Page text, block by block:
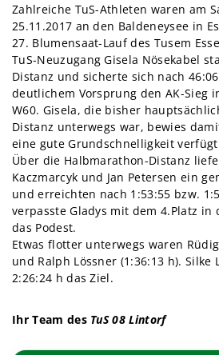
Zahlreiche TuS-Athleten waren am
25.11.2017 an den Baldeneysee in
27. Blumensaat-Lauf des Tusem
TuS-Neuzugang Gisela Nösekabel
Distanz und sicherte sich nach
deutlichem Vorsprung den AK-Sieg
W60. Gisela, die bisher
Distanz unterwegs war, bewies
eine gute Grundschnelligkeit
Über die Halbmarathon-Distanz
Kaczmarcyk und Jan Petersen ein
und erreichten nach 1:53:55 bzw.
verpasste Gladys mit dem 4.Platz in
das Podest.
Etwas flotter unterwegs waren
und Ralph Lössner (1:36:13 h).
2:26:24 h das Ziel.
Ihr Team des TuS 08 Lintorf